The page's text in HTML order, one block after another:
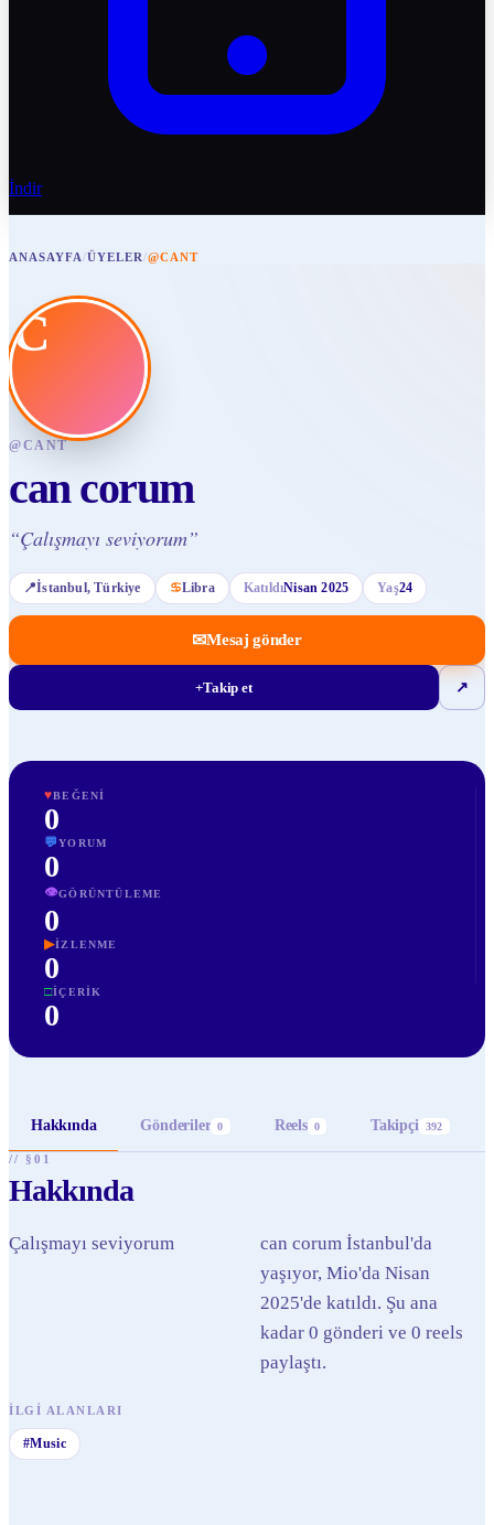
İndir
ANASAYFA/ÜYELER/@CANT
C
@CANT
can corum
“Çalışmayı seviyorum”
📍İstanbul, Türkiye ♋Libra KatıldıNisan 2025 Yaş24
✉Mesaj gönder
+Takip et ↗
♥BEĞENI
0
💬YORUM
0
👁GÖRÜNTÜLEME
0
▶İZLENME
0
□İÇERIK
0
Hakkında Gönderiler 0 Reels 0 Takipçi 392
// §01
Hakkında
Çalışmayı seviyorum
can corum İstanbul'da
yaşıyor, Mio'da Nisan
2025'de katıldı. Şu ana
kadar 0 gönderi ve 0 reels
paylaştı.
İLGI ALANLARI
#Music